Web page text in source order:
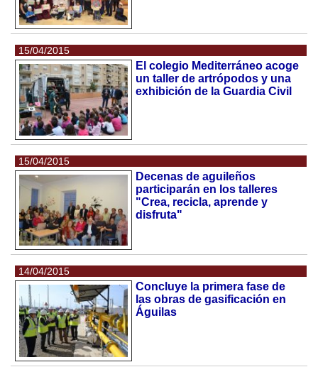
15/04/2015
El colegio Mediterráneo acoge
un taller de artrópodos y una
exhibición de la Guardia Civil
15/04/2015
Decenas de aguileños
participarán en los talleres
"Crea, recicla, aprende y
disfruta"
14/04/2015
Concluye la primera fase de
las obras de gasificación en
Águilas